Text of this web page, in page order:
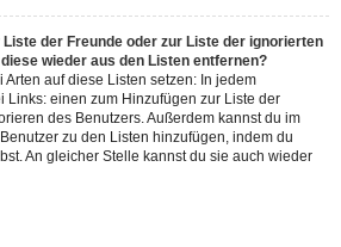
der Freunde oder zur Liste der ignorierten
wieder aus den Listen entfernen?
Arten auf diese Listen setzen: In jedem
Links: einen zum Hinzufügen zur Liste der
des Benutzers. Außerdem kannst du im
zu den Listen hinzufügen, indem du
An gleicher Stelle kannst du sie auch wieder